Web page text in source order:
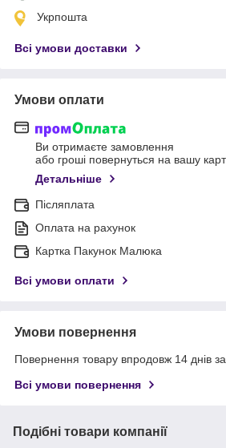
Укрпошта
Всі умови доставки
Умови оплати
Ви отримаєте замовлення
або гроші повернуться на вашу
Детальніше
Післяплата
Оплата на рахунок
Картка Пакунок Малюка
Всі умови оплати
Умови повернення
Повернення товару впродовж 14 днів
Всі умови повернення
Подібні товари компанії